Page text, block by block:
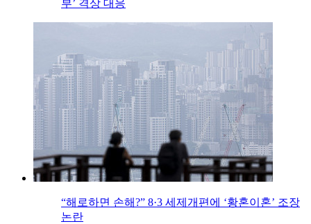
부’ 격상 대응
“해로하면 손해?” 8·3 세제개편에 ‘황혼이혼’ 조장
논란